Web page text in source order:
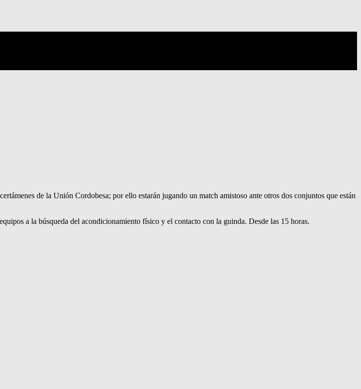
de la Unión Cordobesa; por ello estarán jugando un match amistoso ante otros dos conjuntos que están
a la búsqueda del acondicionamiento físico y el contacto con la guinda. Desde las 15 horas.